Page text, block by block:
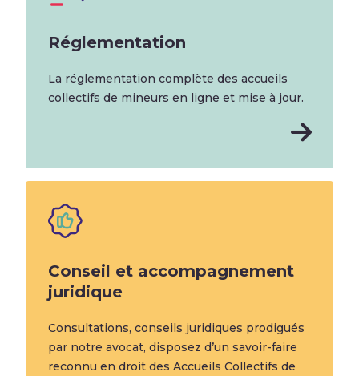
Réglementation
La réglementation complète des accueils
collectifs de mineurs en ligne et mise à jour.
Conseil et accompagnement
juridique
Consultations, conseils juridiques prodigués
par notre avocat, disposez d’un savoir-faire
reconnu en droit des Accueils Collectifs de